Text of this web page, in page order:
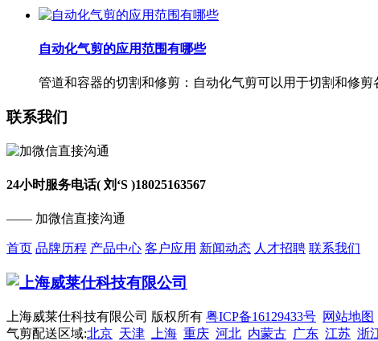
自动化气剪的应用范围有哪些
管道和容器的切割和修剪：自动化气剪可以用于切割和修
联系我们
24小时服务电话( 刘‘S )18025163567
—— 加微信直接沟通
首页 品牌历程 产品中心 客户应用 新闻动态 人才招聘 联系我们
上海威莱仕科技有限公司 版权所有 粤ICP备16129433号 网站地图
气剪配送区域:北京 天津 上海 重庆 河北 内蒙古 广东 江苏 浙